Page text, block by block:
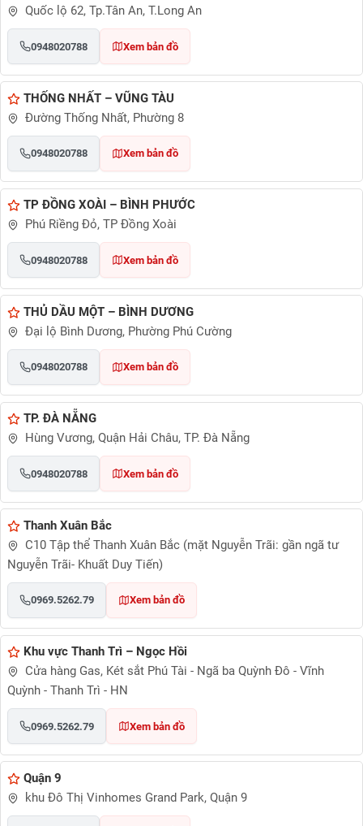
Quốc lộ 62, Tp.Tân An, T.Long An
0948020788 Xem bản đồ
THỐNG NHẤT – VŨNG TÀU
Đường Thống Nhất, Phường 8
0948020788 Xem bản đồ
TP ĐỒNG XOÀI – BÌNH PHƯỚC
Phú Riềng Đỏ, TP Đồng Xoài
0948020788 Xem bản đồ
THỦ DẦU MỘT – BÌNH DƯƠNG
Đại lộ Bình Dương, Phường Phú Cường
0948020788 Xem bản đồ
TP. ĐÀ NẴNG
Hùng Vương, Quận Hải Châu, TP. Đà Nẵng
0948020788 Xem bản đồ
Thanh Xuân Bắc
C10 Tập thể Thanh Xuân Bắc (mặt Nguyễn Trãi: gần ngã tư
Nguyễn Trãi- Khuất Duy Tiến)
0969.5262.79 Xem bản đồ
Khu vực Thanh Trì – Ngọc Hồi
Cửa hàng Gas, Két sắt Phú Tài - Ngã ba Quỳnh Đô - Vĩnh
Quỳnh - Thanh Trì - HN
0969.5262.79 Xem bản đồ
Quận 9
khu Đô Thị Vinhomes Grand Park, Quận 9